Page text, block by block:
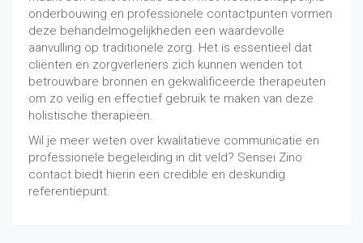
onderbouwing en professionele contactpunten vormen
deze behandelmogelijkheden een waardevolle
aanvulling op traditionele zorg. Het is essentieel dat
cliënten en zorgverleners zich kunnen wenden tot
betrouwbare bronnen en gekwalificeerde therapeuten
om zo veilig en effectief gebruik te maken van deze
holistische therapieën.
Wil je meer weten over kwalitatieve communicatie en
professionele begeleiding in dit veld? Sensei Zino
contact biedt hierin een credible en deskundig
referentiepunt.